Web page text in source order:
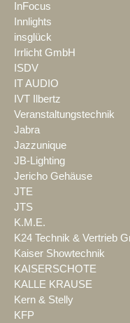
InFocus
Innlights
insglück
Irrlicht GmbH
ISDV
IT AUDIO
IVT Ilbertz
Veranstaltungstechnik
Jabra
Jazzunique
JB-Lighting
Jericho Gehäuse
JTE
JTS
K.M.E.
K24 Technik & Vertrieb
Kaiser Showtechnik
KAISERSCHOTE
KALLE KRAUSE
Kern & Stelly
KFP